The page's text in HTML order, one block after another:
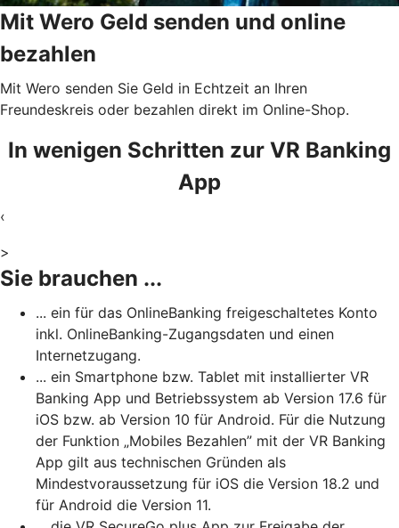
Mit Wero Geld senden und online
bezahlen
Mit Wero senden Sie Geld in Echtzeit an Ihren
Freundeskreis oder bezahlen direkt im Online-Shop.
In wenigen Schritten zur VR Banking
App
‹
>
Sie brauchen ...
... ein für das OnlineBanking freigeschaltetes Konto
inkl. OnlineBanking-Zugangsdaten und einen
Internetzugang.
... ein Smartphone bzw. Tablet mit installierter VR
Banking App und Betriebssystem ab Version 17.6 für
iOS bzw. ab Version 10 für Android. Für die Nutzung
der Funktion „Mobiles Bezahlen” mit der VR Banking
App gilt aus technischen Gründen als
Mindestvoraussetzung für iOS die Version 18.2 und
für Android die Version 11.